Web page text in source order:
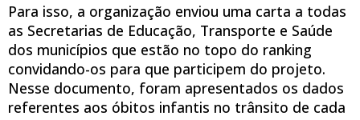
Para isso, a organização enviou uma carta a todas
as Secretarias de Educação, Transporte e Saúde
dos municípios que estão no topo do ranking
convidando-os para que participem do projeto.
Nesse documento, foram apresentados os dados
referentes aos óbitos infantis no trânsito de cada